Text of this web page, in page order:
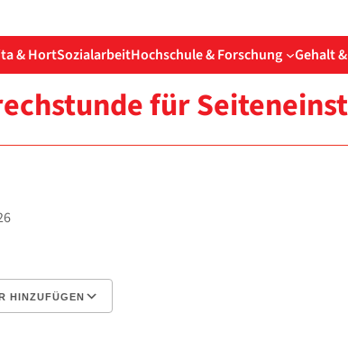
& HortSozialarbeitHochschule & Forschung Gehalt
für
HINZUFÜGEN